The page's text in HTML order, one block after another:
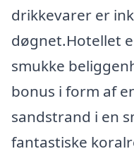
drikkevarer er
døgnet.Hotellet
smukke
bonus i form af
sandstrand i en
fantastiske